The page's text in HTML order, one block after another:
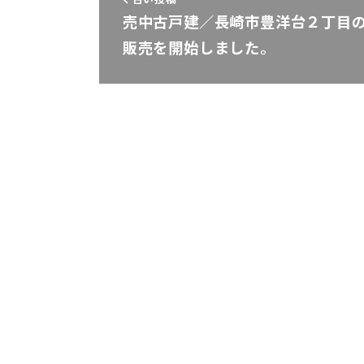
売中古戸建／長崎市豊洋台２丁目
販売を開始しました。